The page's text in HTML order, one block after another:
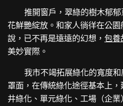
推開窗戶，翠綠的樹木郁
花鮮艷綻放。和家人徜徉在公
說，已不再是遠遠的幻想，包養
美妙實際。
我市不竭拓展綠化的寬度
罩面，在傳統綠化途徑基本上
井綠化、單元綠化、工場（企